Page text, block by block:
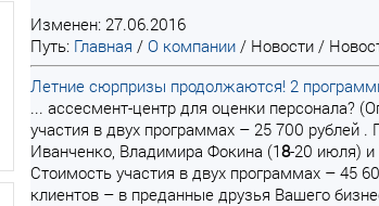
Изменен: 27.06.2016
Путь: Главная / О компании / Новости /
Летние сюрпризы продолжаются! 2
... ассесмент-центр для оценки
участия в двух программах – 25 700 рублей
Иванченко, Владимира Фокина (18-20 июля) и
Стоимость участия в двух программах – 45
клиентов – в преданные друзья Вашего